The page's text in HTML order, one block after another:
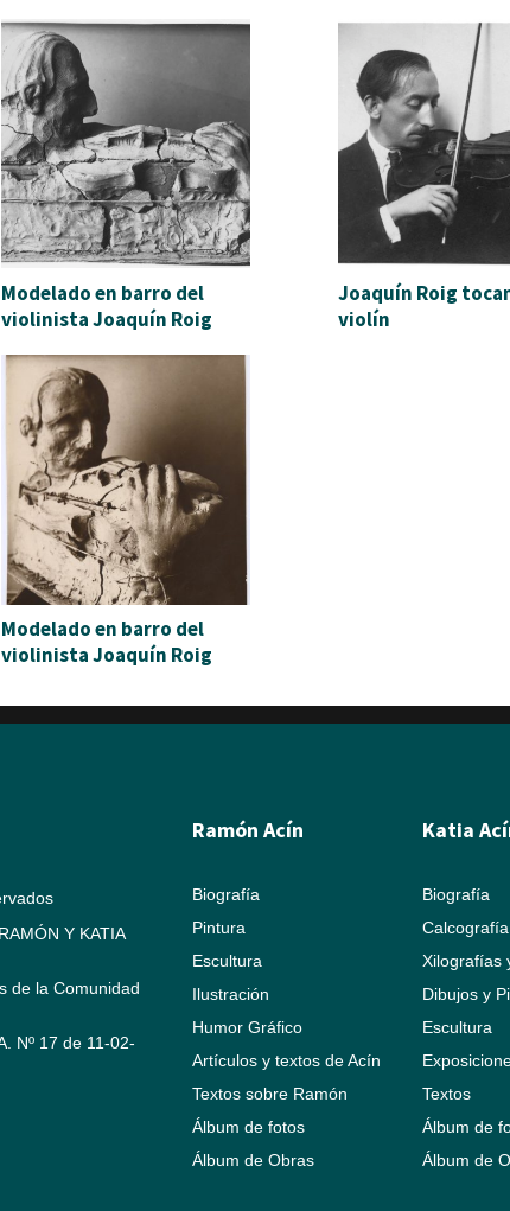
Modelado en barro del
violinista Joaquín Roig
Joaquín Roig
violín
Modelado en barro del
violinista Joaquín Roig
Y KATIA
de la Comunidad
Nº 17 de 11-02-
Ramón Acín
Biografía
Pintura
Escultura
Ilustración
Humor Gráfico
Artículos y textos de Acín
Textos sobre Ramón
Álbum de fotos
Álbum de Obras
Katia
Biografía
Calcografía
Xilografías
Dibujos y
Escultura
Textos
Álbum de
Álbum de